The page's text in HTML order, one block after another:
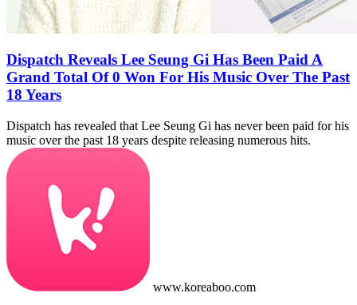
Dispatch Reveals Lee Seung Gi Has Been Paid A
Grand Total Of 0 Won For His Music Over The Past
18 Years
Dispatch has revealed that Lee Seung Gi has never been paid for his
music over the past 18 years despite releasing numerous hits.
www.koreaboo.com